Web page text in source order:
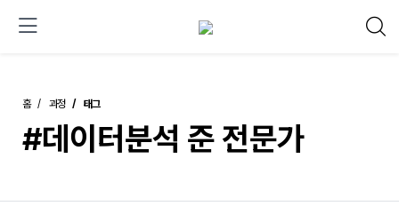
홈 과정 태그
#데이터분석 준 전문가